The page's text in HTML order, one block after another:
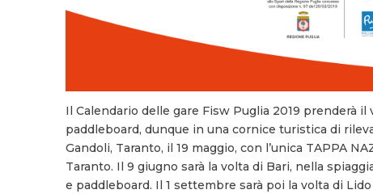
Il Calendario delle gare Fisw Puglia 2019 prenderà
paddleboard, dunque in una cornice turistica di
Gandoli, Taranto, il 19 maggio, con l’unica TAPPA
Taranto. Il 9 giugno sarà la volta di Bari, nella
e paddleboard. Il 1 settembre sarà poi la volta di